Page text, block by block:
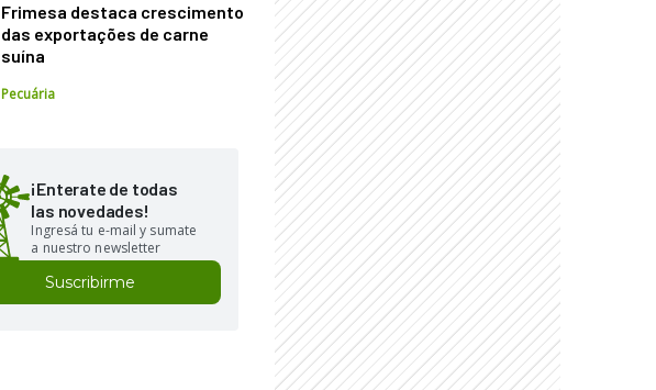
Frimesa destaca crescimento
das exportações de carne
suína
Pecuária
¡Enterate de todas
las novedades!
Ingresá tu e-mail y sumate
a nuestro newsletter
Suscribirme